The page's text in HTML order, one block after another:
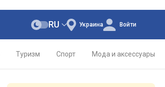
Украина
RU Войти
Туризм Спорт Мода и аксессуары